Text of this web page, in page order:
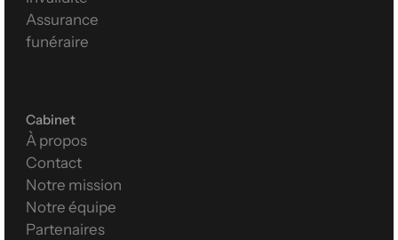
Assurance
funéraire
Cabinet
À propos
Contact
Notre mission
Notre équipe
Partenaires